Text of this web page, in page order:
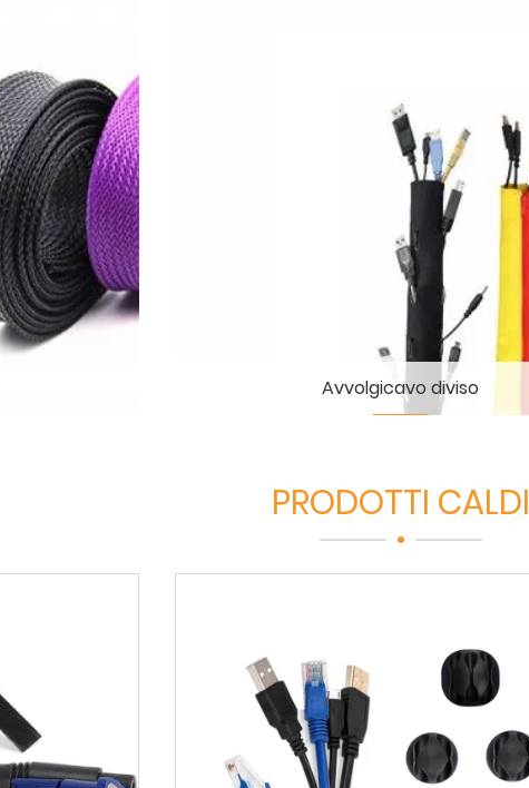
Avvolgicavo diviso
PRODOTTI CALDI